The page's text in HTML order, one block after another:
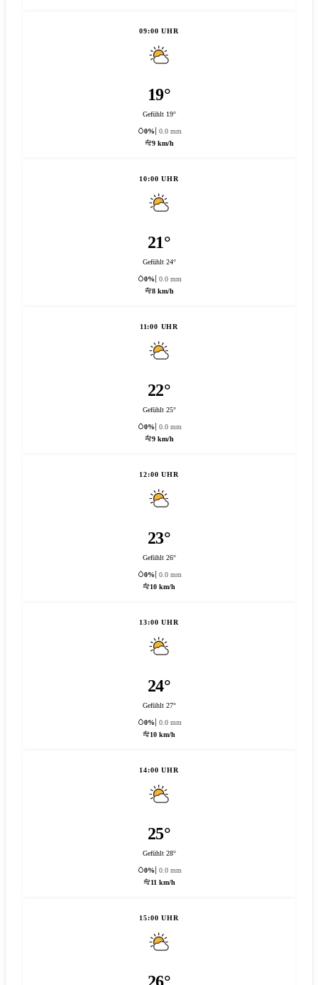
09:00 UHR
19°
Gefühlt 19°
0%
0.0 mm
9 km/h
10:00 UHR
21°
Gefühlt 24°
0%
0.0 mm
8 km/h
11:00 UHR
22°
Gefühlt 25°
0%
0.0 mm
9 km/h
12:00 UHR
23°
Gefühlt 26°
0%
0.0 mm
10 km/h
13:00 UHR
24°
Gefühlt 27°
0%
0.0 mm
10 km/h
14:00 UHR
25°
Gefühlt 28°
0%
0.0 mm
11 km/h
15:00 UHR
26°